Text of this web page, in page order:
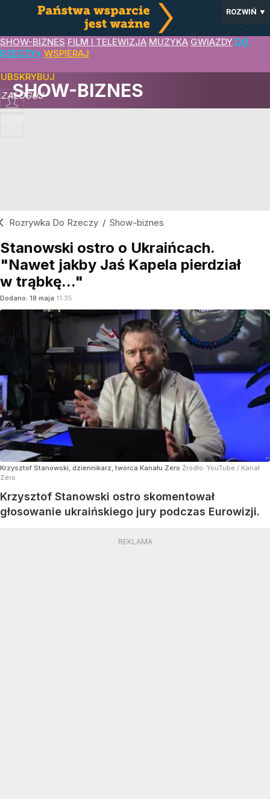
ROZWIŃ ▼
SHOW-BIZNES FILM I TELEWIZJA MUZYKA GWIAZDY DO
RZECZY+ WSPIERAJ
ZALOGUJ
SHOW-BIZNES
Rozrywka Do Rzeczy / Show-biznes
Stanowski ostro o Ukraińcach.
"Nawet jakby Jaś Kapela pierdział
w trąbkę..."
Dodano: 18 maja 11:35
Krzysztof Stanowski, dziennikarz, twórca Kanału Zero Źródło: YouTube / Kanał
Zero
Krzysztof Stanowski ostro skomentował
głosowanie ukraińskiego jury podczas Eurowizji.